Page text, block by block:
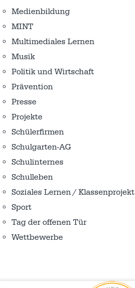
Medienbildung
MINT
Multimediales Lernen
Musik
Politik und Wirtschaft
Prävention
Presse
Projekte
Schülerfirmen
Schulgarten-AG
Schulinternes
Schulleben
Soziales Lernen / Klassenprojekt
Sport
Tag der offenen Tür
Wettbewerbe